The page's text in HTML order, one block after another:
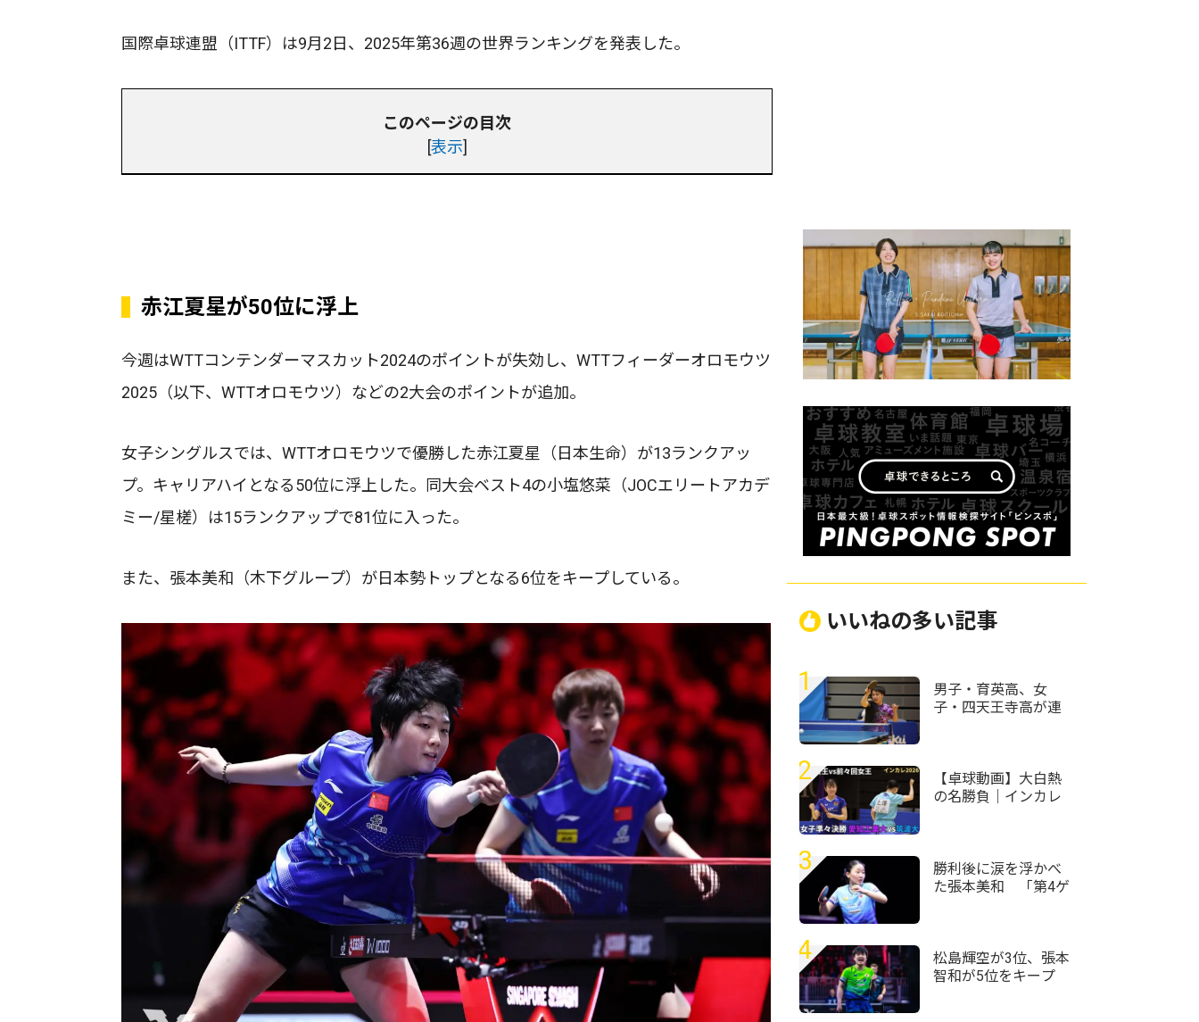
国際卓球連盟（ITTF）は9月2日、2025年第36週の世界ランキングを発表した。
このページの目次
[表示]
赤江夏星が50位に浮上
今週はWTTコンテンダーマスカット2024のポイントが失効し、WTTフィーダーオロモウツ
2025（以下、WTTオロモウツ）などの2大会のポイントが追加。
女子シングルスでは、WTTオロモウツで優勝した赤江夏星（日本生命）が13ランクアッ
プ。キャリアハイとなる50位に浮上した。同大会ベスト4の小塩悠菜（JOCエリートアカデ
ミー/星槎）は15ランクアップで81位に入った。
また、張本美和（木下グループ）が日本勢トップとなる6位をキープしている。
いいねの多い記事
1
男子・育英高、女
子・四天王寺高が連
2
【卓球動画】大白熱
の名勝負｜インカレ
3
勝利後に涙を浮かべ
た張本美和 「第4ゲ
横浜2026＞
4
松島輝空が3位、張本
智和が5位をキープ